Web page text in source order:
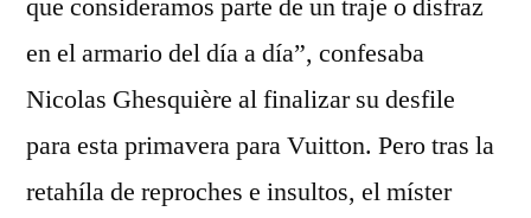
que consideramos parte de un traje o disfraz
en el armario del día a día”, confesaba
Nicolas Ghesquière al finalizar su desfile
para esta primavera para Vuitton. Pero tras la
retahíla de reproches e insultos, el míster